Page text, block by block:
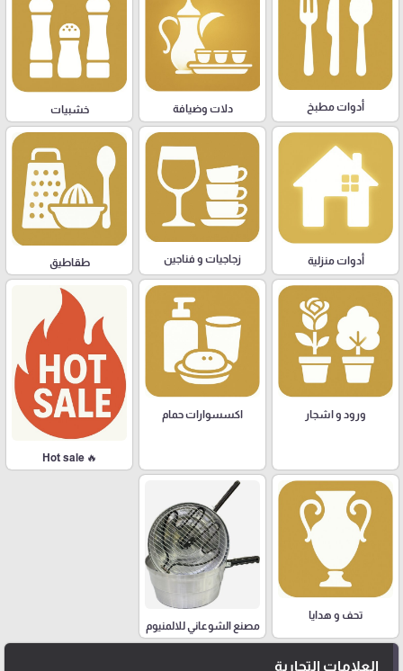
أدوات مطبخ دلات وضيافة خشبيات
أدوات منزلية زجاجيات و فناجين طقاطيق
ورود و اشجار اكسسوارات حمام
🔥 Hot sale
تحف و هدايا
مصنع الشوعاني للالمنيوم
العلامات التجارية